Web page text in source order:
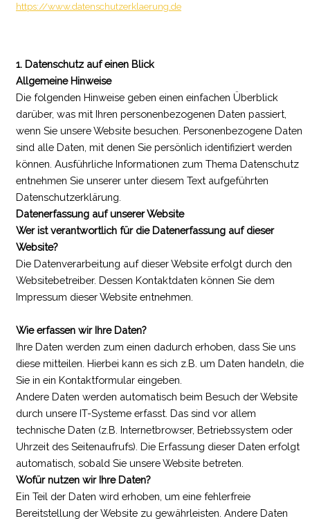
https://www.datenschutzerklaerung.de
1. Datenschutz auf einen Blick
Allgemeine Hinweise
Die folgenden Hinweise geben einen einfachen Überblick
darüber, was mit Ihren personenbezogenen Daten passiert,
wenn Sie unsere Website besuchen. Personenbezogene Daten
sind alle Daten, mit denen Sie persönlich identifiziert werden
können. Ausführliche Informationen zum Thema Datenschutz
entnehmen Sie unserer unter diesem Text aufgeführten
Datenschutzerklärung.
Datenerfassung auf unserer Website
Wer ist verantwortlich für die Datenerfassung auf dieser
Website?
Die Datenverarbeitung auf dieser Website erfolgt durch den
Websitebetreiber. Dessen Kontaktdaten können Sie dem
Impressum dieser Website entnehmen.
Wie erfassen wir Ihre Daten?
Ihre Daten werden zum einen dadurch erhoben, dass Sie uns
diese mitteilen. Hierbei kann es sich z.B. um Daten handeln, die
Sie in ein Kontaktformular eingeben.
Andere Daten werden automatisch beim Besuch der Website
durch unsere IT-Systeme erfasst. Das sind vor allem
technische Daten (z.B. Internetbrowser, Betriebssystem oder
Uhrzeit des Seitenaufrufs). Die Erfassung dieser Daten erfolgt
automatisch, sobald Sie unsere Website betreten.
Wofür nutzen wir Ihre Daten?
Ein Teil der Daten wird erhoben, um eine fehlerfreie
Bereitstellung der Website zu gewährleisten. Andere Daten